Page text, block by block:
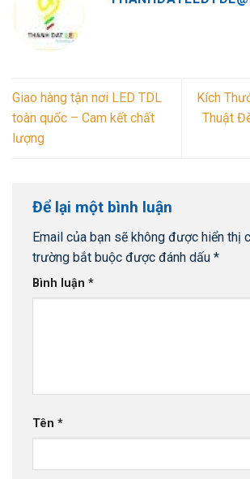
Giao hàng tận nơi LED TDL
toàn quốc – Cam kết chất
lượng
Kích
Thuật
Để lại một bình luận
Email của bạn sẽ không được hiển thị
trường bắt buộc được đánh dấu *
Bình luận *
Tên *